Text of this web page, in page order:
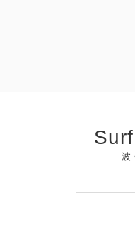
波